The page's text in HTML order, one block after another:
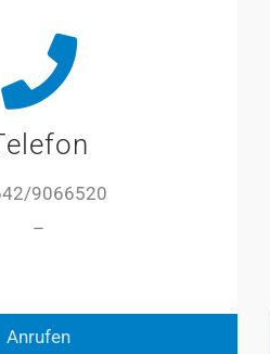
9066520
–
Anrufen